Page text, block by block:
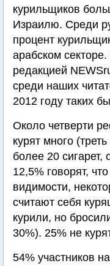
курильщиков
Израилю. Среди
процент
арабском секторе.
редакцией
среди наших
2012 году таких
Около четверти
курят много
более 20 сигарет,
12,5% говорят,
видимости,
считают себя
курили, но
30%). 25% не
54% участников